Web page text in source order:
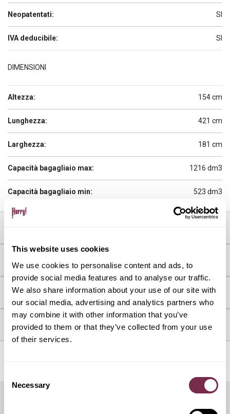
This website uses cookies
We use cookies to personalise content and ads, to
provide social media features and to analyse our traffic.
We also share information about your use of our site with
our social media, advertising and analytics partners who
may combine it with other information that you’ve
provided to them or that they’ve collected from your use
of their services.
Selection
Necessary
Neopatentati: SI
IVA deducibile: SI
DIMENSIONI
Altezza: 154 cm
Lunghezza: 421 cm
Larghezza: 181 cm
Capacità bagagliaio max: 1216 dm3
Capacità bagagliaio min: 523 dm3
COME FUNZIONA
DOVE SI TROVA L'AUTO